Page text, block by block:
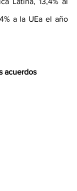
a la UEa el año
acuerdos